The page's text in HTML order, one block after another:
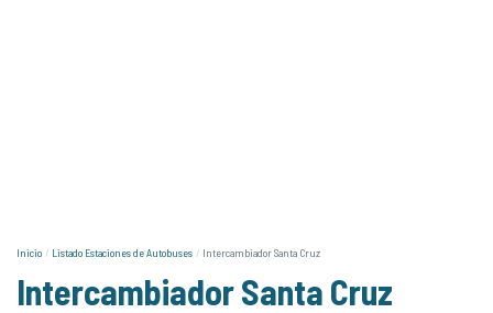
Inicio Listado Estaciones de Autobuses Intercambiador Santa Cruz
Intercambiador Santa Cruz